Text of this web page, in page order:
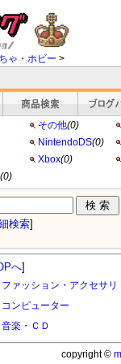
ゃ・ホビー >
その他(0)
NintendoDS(0)
Xbox(0)
(0)
検索]
へ]
ファッション・アクセサリ
コンピューター
音楽・ＣＤ
copyright ©